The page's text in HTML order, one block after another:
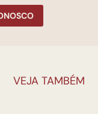
VEJA TAMBÉM